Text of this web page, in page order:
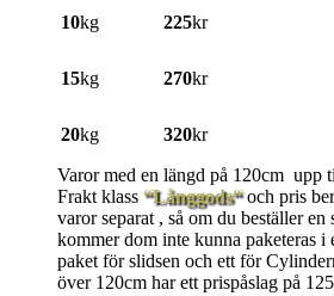
10kg 225kr
15kg 270kr
20kg 320kr
Varor med en längd på 120cm upp
Frakt klass “Långgods“och pris
varor separat , så om du beställer
kommer dom inte kunna paketeras i
paket för slidsen och ett för
över 120cm har ett prispåslag på